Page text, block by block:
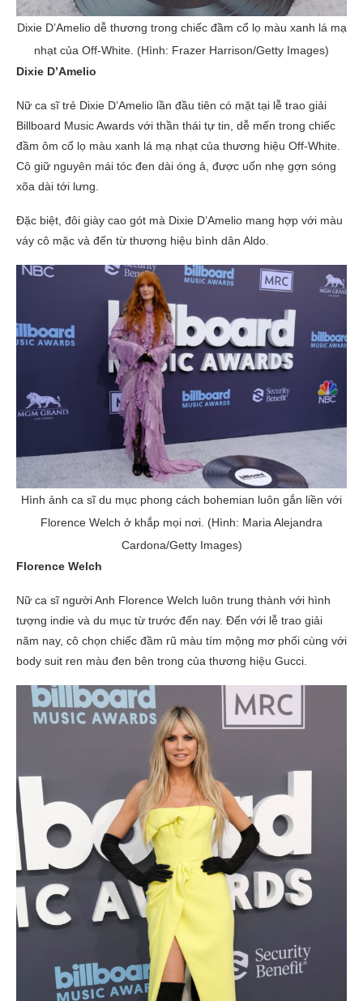
Dixie D’Amelio dễ thương trong chiếc đầm cổ lọ màu xanh lá mạ
nhạt của Off-White. (Hình: Frazer Harrison/Getty Images)
Dixie D’Amelio
Nữ ca sĩ trẻ Dixie D’Amelio lần đầu tiên có mặt tại lễ trao giải
Billboard Music Awards với thần thái tự tin, dễ mến trong chiếc
đầm ôm cổ lọ màu xanh lá mạ nhạt của thương hiệu Off-White.
Cô giữ nguyên mái tóc đen dài óng ả, được uốn nhẹ gợn sóng
xõa dài tới lưng.
Đặc biệt, đôi giày cao gót mà Dixie D’Amelio mang hợp với màu
váy cô mặc và đến từ thương hiệu bình dân Aldo.
Hình ảnh ca sĩ du mục phong cách bohemian luôn gắn liền với
Florence Welch ở khắp mọi nơi. (Hình: Maria Alejandra
Cardona/Getty Images)
Florence Welch
Nữ ca sĩ người Anh Florence Welch luôn trung thành với hình
tượng indie và du mục từ trước đến nay. Đến với lễ trao giải
năm nay, cô chọn chiếc đầm rũ màu tím mộng mơ phối cùng với
body suit ren màu đen bên trong của thương hiệu Gucci.